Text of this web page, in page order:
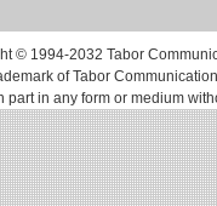
© 1994-2032 Tabor
of Tabor
part in any form or medium